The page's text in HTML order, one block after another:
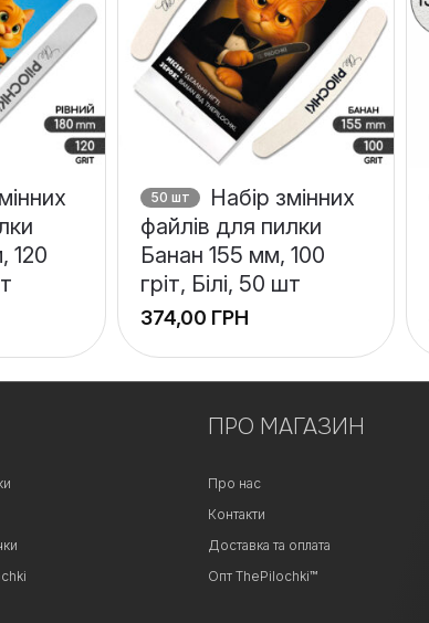
120
50 шт
Набір змінних
файлів для пилки
Банан 155 мм, 100
гріт, Білі, 50 шт
ГРН
ПРО МАГАЗИН
Про нас
Контакти
Доставка та оплата
Опт ThePilochki™